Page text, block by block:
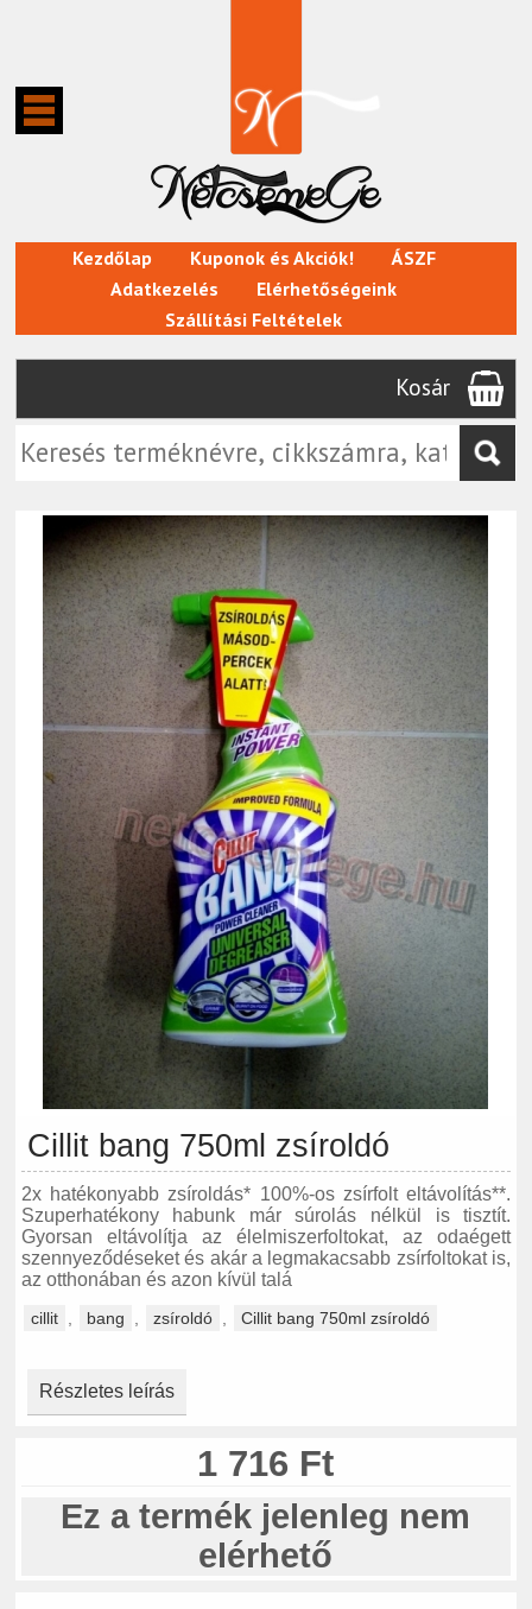
Kezdőlap Kuponok és Akciók!
ÁSZF
Adatkezelés
Elérhetőségeink
Szállítási Feltételek
Kosár
Cillit bang 750ml zsíroldó
2x hatékonyabb zsíroldás* 100%-os zsírfolt eltávolítás**.
Szuperhatékony habunk már súrolás nélkül is tisztít.
Gyorsan eltávolítja az élelmiszerfoltokat, az odaégett
szennyeződéseket és akár a legmakacsabb zsírfoltokat is,
az otthonában és azon kívül talá
cillit bang zsíroldó Cillit bang 750ml zsíroldó
Részletes leírás
1 716 Ft
Ez a termék jelenleg nem
elérhető